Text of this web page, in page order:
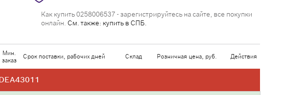
Как купить 0258006537 - зарегистрируйтесь на сайте, все покупки
онлайн. См. также: купить в СПБ.
Мин.
заказ
Срок поставки, рабочих дней Склад Розничная цена, руб. Действия